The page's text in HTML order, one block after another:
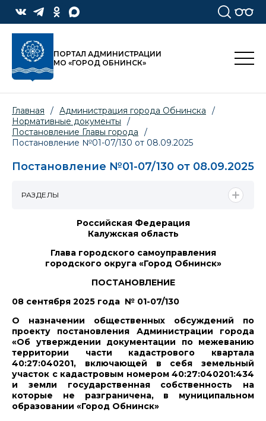
ПОРТАЛ АДМИНИСТРАЦИИ
МО «ГОРОД ОБНИНСК»
Главная / Администрация города Обнинска
/
Нормативные документы
/
Постановление Главы города
/
Постановление №01-07/130 от 08.09.2025
Постановление №01-07/130 от 08.09.2025
Российская Федерация
Калужская область
Глава городского самоуправления
городского округа «Город Обнинск»
ПОСТАНОВЛЕНИЕ
08 сентября 2025 года № 01-07/130
О назначении общественных обсуждений по
проекту постановления Администрации города
«Об утверждении документации по межеванию
территории части кадастрового квартала
40:27:040201, включающей в себя земельный
участок с кадастровым номером 40:27:040201:434
и земли государственная собственность на
которые не разграничена, в муниципальном
образовании «Город Обнинск»
РАЗДЕЛЫ